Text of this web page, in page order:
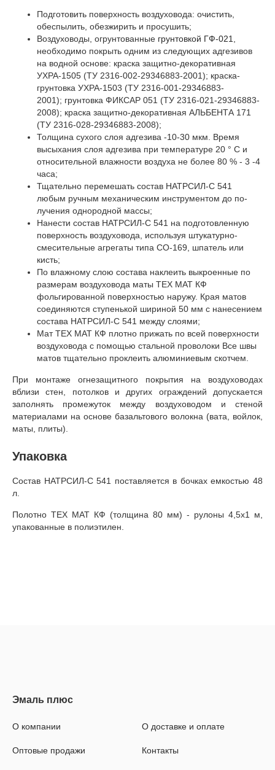
Подготовить поверхность воздуховода: очистить,
обеспылить, обезжирить и просушить;
Воздуховоды, огрунтованные грунтовкой ГФ-021
необходимо покрыть одним из следующих адгезивов
на водной основе: краска защитно-декоративная
УХРА-1505 (ТУ 2316-002-29346883-2001); краска-
грунтовка УХРА-1503 (ТУ 2316-001-29346883-
2001); грунтовка ФИКСАР 051 (ТУ 2316-021-29346883-
2008); краска защитно-декоративная АЛЬБЕНТА 171
(ТУ 2316-028-29346883-2008);
Толщина сухого слоя адгезива -10-30 мкм. Время
высыхания слоя адгезива при температуре 20 ° С и
относительной влажности воздуха не более 80 % - 3 -4
часа;
Тщательно перемешать состав НАТРСИЛ-С 541
любым ручным механическим инструментом до по­
лучения однородной массы;
Нанести состав НАТРСИЛ-С 541 на подготовленную
поверхность воздуховода, используя штукатурно-
смесительные агрегаты типа СО-169, шпатель или
кисть;
По влажному слою состава наклеить выкроенные по
размерам воздуховода маты ТЕХ МАТ КФ
фольгированной поверхностью наружу. Края матов
соединяются ступенькой шириной 50 мм с нанесением
состава НАТРСИЛ-С 541 между слоями;
Мат ТЕХ МАТ КФ плотно прижать по всей поверхности
воздуховода с помощью стальной проволоки Все швы
матов тщательно проклеить алюминиевым скотчем.
При монтаже огнезащитного покрытия на воздуховодах
вблизи стен, потолков и других ограждений допускается
заполнять промежуток между воздуховодом и стеной
материалами на основе базальтового волокна (вата, войлок,
маты, плиты).
Упаковка
Состав НАТРСИЛ-С 541 поставляется в бочках емкостью 48
л.
Полотно ТЕХ МАТ КФ (толщина 80 мм) - рулоны 4,5х1 м,
упакованные в полиэтилен.
О компании
Оптовые продажи
О доставке и оплате
Контакты